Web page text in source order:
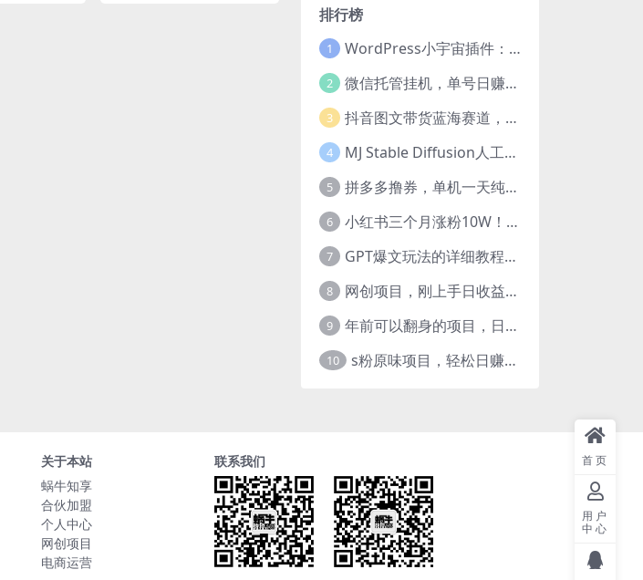
排行榜
1 WordPress小宇宙插件：为站长量身打造的网站性能与SEO优化插件
2 微信托管挂机，单号日赚50-80，项目操作简单（附无限注册实名微信号教程）
3 抖音图文带货蓝海赛道，每天只花2小时，小白轻松过万
4 MJ Stable Diffusion人工智能绘画与设计-第6期AIGC课程（35节）
5 拼多多撸券，单机一天纯利润480，下半年收益更高，不限设备，不限IP。
6 小红书三个月涨粉10W！AI英语视频0成本制作，每天轻松日入2000+
7 GPT爆文玩法的详细教程，今日头条原创文章玩法实操讲解，简单操作月入5000
8 网创项目，刚上手日收益300-500左右，熟悉后日收益1500-3000
9 年前可以翻身的项目，日入2000+ 每单收益在300-3000之间，利润空间非常的大
10 s粉原味项目，轻松日赚800+，永远的蓝海项目，无脑操作也能直接出单 人...
关于本站
蜗牛知享
合伙加盟
个人中心
网创项目
电商运营
联系我们 首页
用户
中心